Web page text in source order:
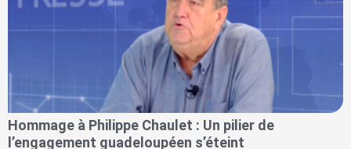
Hommage à Philippe Chaulet : Un pilier de
l’engagement guadeloupéen s’éteint